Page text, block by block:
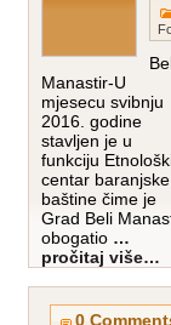
Manastir-U
mjesecu svibnju
2016. godine
stavljen je u
funkciju
centar baranjske
baštine čime je
Grad Beli
obogatio …
pročitaj više…
0